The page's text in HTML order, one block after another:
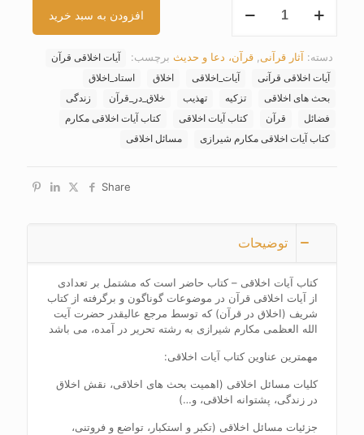
آیات
افزودن به سبد خرید
دسته: آثار قرآنی قرآن، دعا و حدیث برچسب:
آیات اخلاقی قرآن
آیات اخلاقی قرآنی
آیات_اخلاقی اخلاق
استاد_اخلاق
بحث های اخلاقی
تزکیه تهذیب خلاق_در_قرآن
زندگی
فضائل
قرآن کتاب آیات اخلاقی
کتاب آیات اخلاقی مکارم
کتاب آیات اخلاقی مکارم شیرازی
مسائل اخلاقی
Share
توضیحات
کتاب آیات اخلاقی – کتاب حاضر است که مشتمل بر تعدادی
از آیات اخلاقی قرآن در موضوعات گوناگون و برگرفته از کتاب
شریف (اخلاق در قرآن) که توسط مرجع عالیقدر حضرت آیت
الله العظمی مکارم شیرازی به رشته تحریر در آمده، می باشد
مهمترین عناوین کتاب آیات اخلاقی:
کلیات مسائل اخلاقی (اهمیت بحث های اخلاقی، نقش اخلاق
در زندگی، پشتوانه اخلاقی، و…)
جزئیات مسائل اخلاقی (تکبر و استکبار، تواضع و فروتنی،